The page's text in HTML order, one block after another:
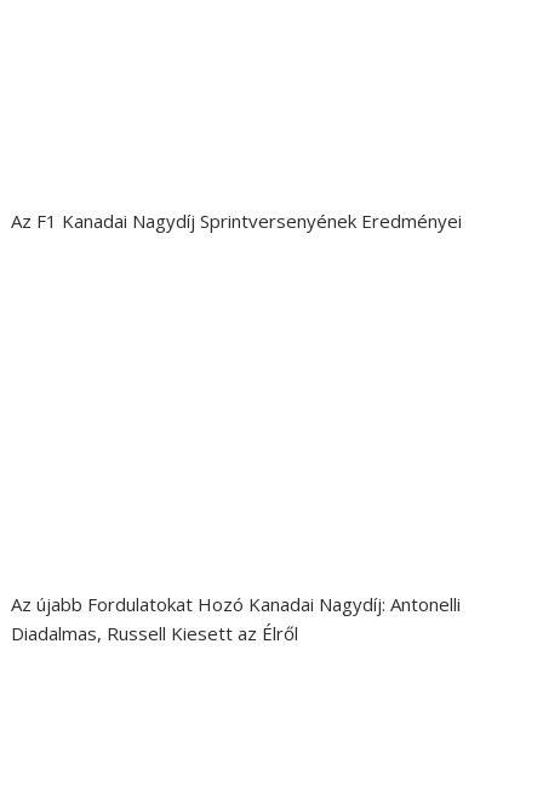
Az F1 Kanadai Nagydíj Sprintversenyének Eredményei
Az újabb Fordulatokat Hozó Kanadai Nagydíj: Antonelli
Diadalmas, Russell Kiesett az Élről